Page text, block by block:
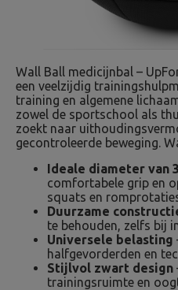
Wall Ball medicijnbal –
een veelzijdig
training en algemene
zowel de sportschool als
zoekt naar
gecontroleerde beweging.
Ideale diameter van
comfortabele grip en
squats en
Duurzame
te behouden, zelfs bij
Universele belasting
halfgevorderden en
Stijlvol zwart design
trainingsruimte en